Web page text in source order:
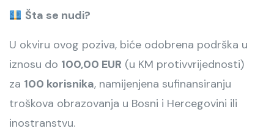
Šta se nudi?
U okviru ovog poziva, biće odobrena podrška u
iznosu do 100,00 EUR (u KM protivvrijednosti)
za 100 korisnika, namijenjena sufinansiranju
troškova obrazovanja u Bosni i Hercegovini ili
inostranstvu.